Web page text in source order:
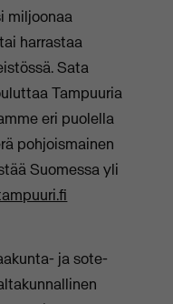
miljoonaa
harrastaa
Sata
Tampuuria
eri puolella
pohjoismainen
Suomessa yli
ja sote-